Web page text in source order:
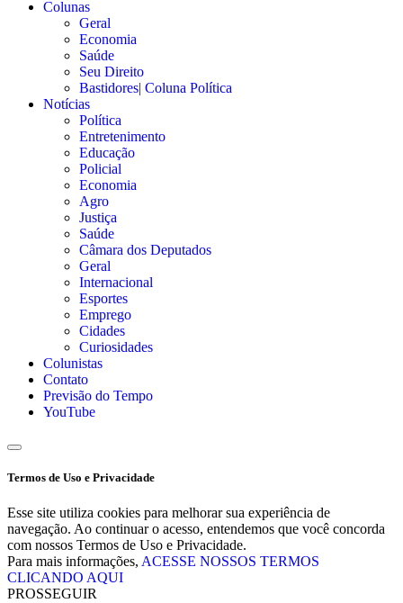
Colunas
Geral
Economia
Saúde
Seu Direito
Bastidores| Coluna Política
Notícias
Política
Entretenimento
Educação
Policial
Economia
Agro
Justiça
Saúde
Câmara dos Deputados
Geral
Internacional
Esportes
Emprego
Cidades
Curiosidades
Colunistas
Contato
Previsão do Tempo
YouTube
Termos de Uso e Privacidade
Esse site utiliza cookies para melhorar sua experiência de
navegação. Ao continuar o acesso, entendemos que você concorda
com nossos Termos de Uso e Privacidade.
Para mais informações, ACESSE NOSSOS TERMOS
CLICANDO AQUI
PROSSEGUIR